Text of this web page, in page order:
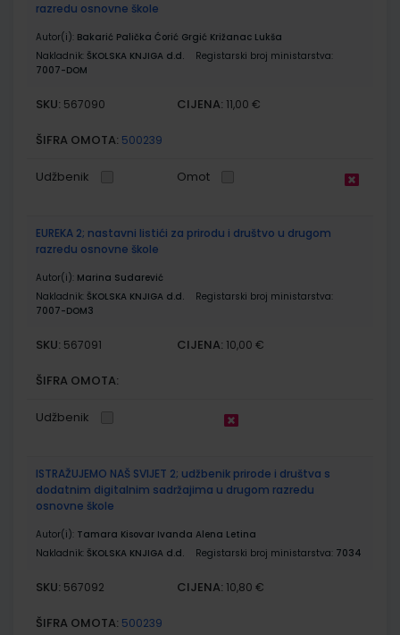
razredu osnovne škole
Autor(i): Bakarić Palička Ćorić Grgić Križanac Lukša
Nakladnik: ŠKOLSKA KNJIGA d.d.
Registarski broj ministarstva:
7007-DOM
SKU: 567090 CIJENA: 11,00 €
ŠIFRA OMOTA: 500239
Udžbenik Omot
EUREKA 2; nastavni listići za prirodu i društvo u drugom
razredu osnovne škole
Autor(i): Marina Sudarević
Nakladnik: ŠKOLSKA KNJIGA d.d.
Registarski broj ministarstva:
7007-DOM3
SKU: 567091 CIJENA: 10,00 €
ŠIFRA OMOTA:
Udžbenik
ISTRAŽUJEMO NAŠ SVIJET 2; udžbenik prirode i društva s
dodatnim digitalnim sadržajima u drugom razredu
osnovne škole
Autor(i): Tamara Kisovar Ivanda Alena Letina
Nakladnik: ŠKOLSKA KNJIGA d.d. Registarski broj ministarstva: 7034
SKU: 567092 CIJENA: 10,80 €
ŠIFRA OMOTA: 500239